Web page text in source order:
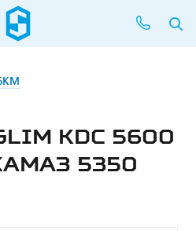
KDC 5600
5350